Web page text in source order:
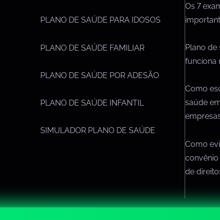
PLANO DE SAÚDE PARA IDOSOS
PLANO DE SAÚDE FAMILIAR
PLANO DE SAÚDE POR ADESÃO
PLANO DE SAÚDE INFANTIL
SIMULADOR PLANO DE SAÚDE
Os 7
Plano de
funciona
Como
saúde
Como
de